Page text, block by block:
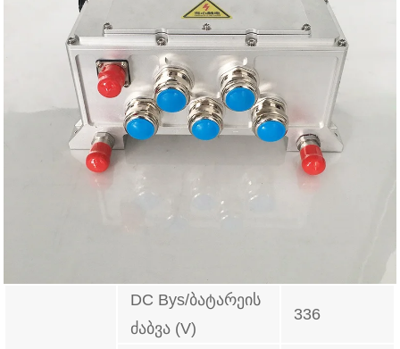
DC Bys/ბატარეის
ძაბვა (V)
336